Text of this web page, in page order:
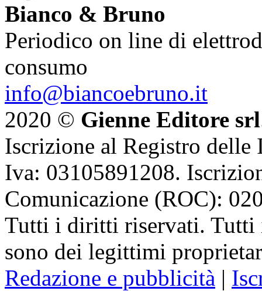
Bianco & Bruno
Periodico on line di
consumo
info@biancoebruno.it
2020 © Gienne Editore srl
Iscrizione al Registro delle
Iva: 03105891208.
Comunicazione (ROC):
Tutti i diritti riservati. Tutti
sono dei legittimi
Redazione e pubblicità |